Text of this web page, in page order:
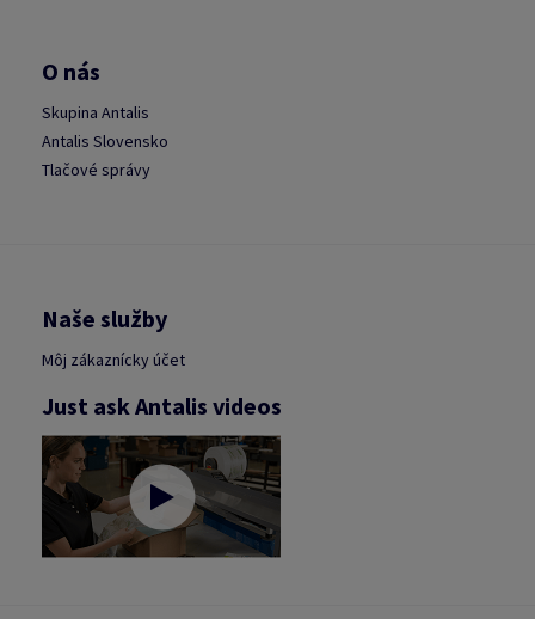
O nás
Skupina Antalis
Antalis Slovensko
Tlačové správy
Naše služby
Môj zákaznícky účet
Just ask Antalis videos